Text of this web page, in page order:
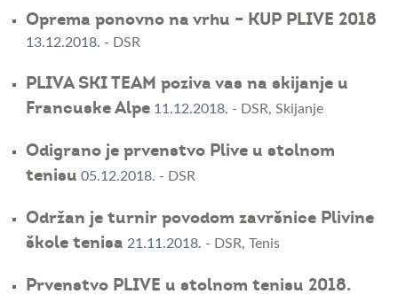
Oprema ponovno na vrhu – KUP PLIVE 2018
13.12.2018. - DSR
PLIVA SKI TEAM poziva vas na skijanje u
Francuske Alpe 11.12.2018. - DSR, Skijanje
Odigrano je prvenstvo Plive u stolnom
tenisu 05.12.2018. - DSR
Održan je turnir povodom završnice Plivine
škole tenisa 21.11.2018. - DSR, Tenis
Prvenstvo PLIVE u stolnom tenisu 2018.